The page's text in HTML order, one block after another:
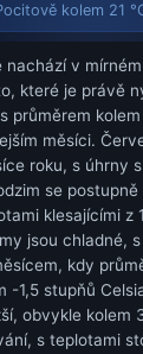
kolem 21
nachází v
které je právě
průměrem
měsíci.
roku, s úhrny
se
klesajícími z
jsou chladné,
kdy
-1,5 stupňů
obvykle kolem
s teplotami